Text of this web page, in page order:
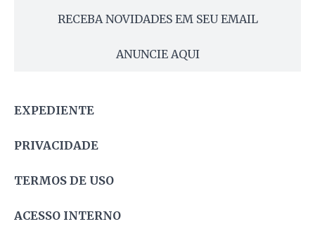
RECEBA NOVIDADES EM SEU EMAIL
ANUNCIE AQUI
EXPEDIENTE
PRIVACIDADE
TERMOS DE USO
ACESSO INTERNO